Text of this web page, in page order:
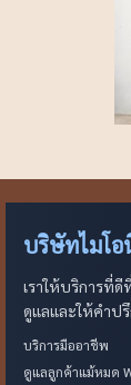
บริษัทไมโ
เราให้บริการที่
ดูแลและให้คำป
บริการมืออาชีพ
ดูแลลูกค้าแม้หมด